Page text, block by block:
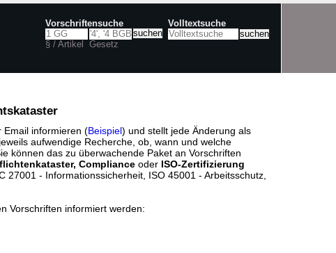
Vorschriftensuche
§ / Artikel Gesetz
Volltextsuche
Email informieren (Beispiel) und stellt jede Änderung als
aufwendige Recherche, ob, wann und welche
können das zu überwachende Paket an Vorschriften
Compliance oder ISO-Zertifizierung
27001 - Informationssicherheit, ISO 45001 - Arbeitsschutz,
Vorschriften informiert werden: